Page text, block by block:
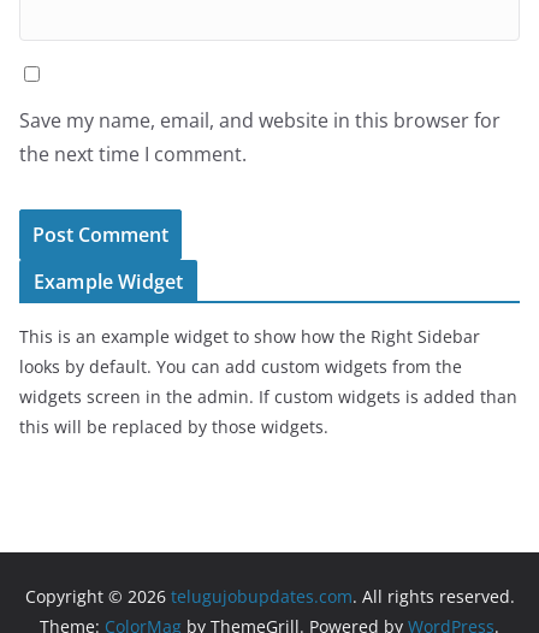
Save my name, email, and website in this browser for
the next time I comment.
Example Widget
This is an example widget to show how the Right Sidebar
looks by default. You can add custom widgets from the
widgets screen in the admin. If custom widgets is added than
this will be replaced by those widgets.
Copyright © 2026 telugujobupdates.com. All rights reserved.
Theme: ColorMag by ThemeGrill. Powered by WordPress.